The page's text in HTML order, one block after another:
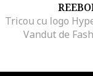
Vandut de